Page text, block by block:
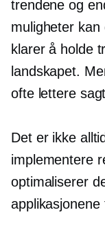
trendene og
muligheter
klarer å holde
landskapet.
ofte lettere
Det er ikke
implementere
optimaliserer